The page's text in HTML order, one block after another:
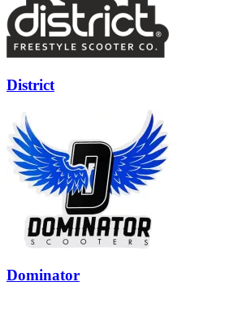
District
Dominator